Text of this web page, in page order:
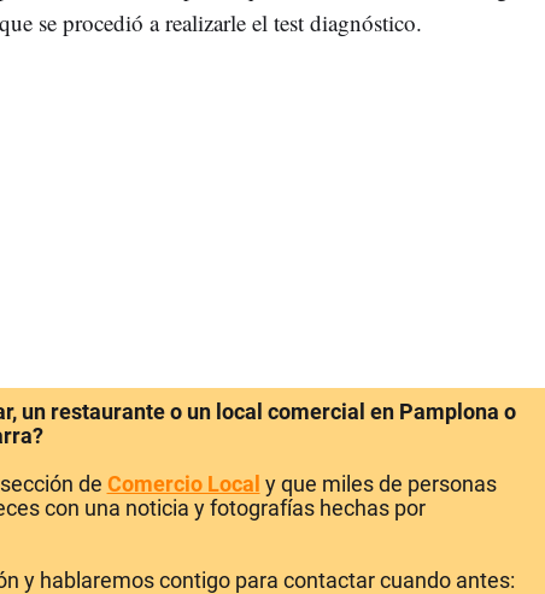
se procedió a realizarle el test diagnóstico.
un restaurante o un local comercial en Pamplona o
de Comercio Local y que miles de personas
con una noticia y fotografías hechas por
y hablaremos contigo para contactar cuando antes: